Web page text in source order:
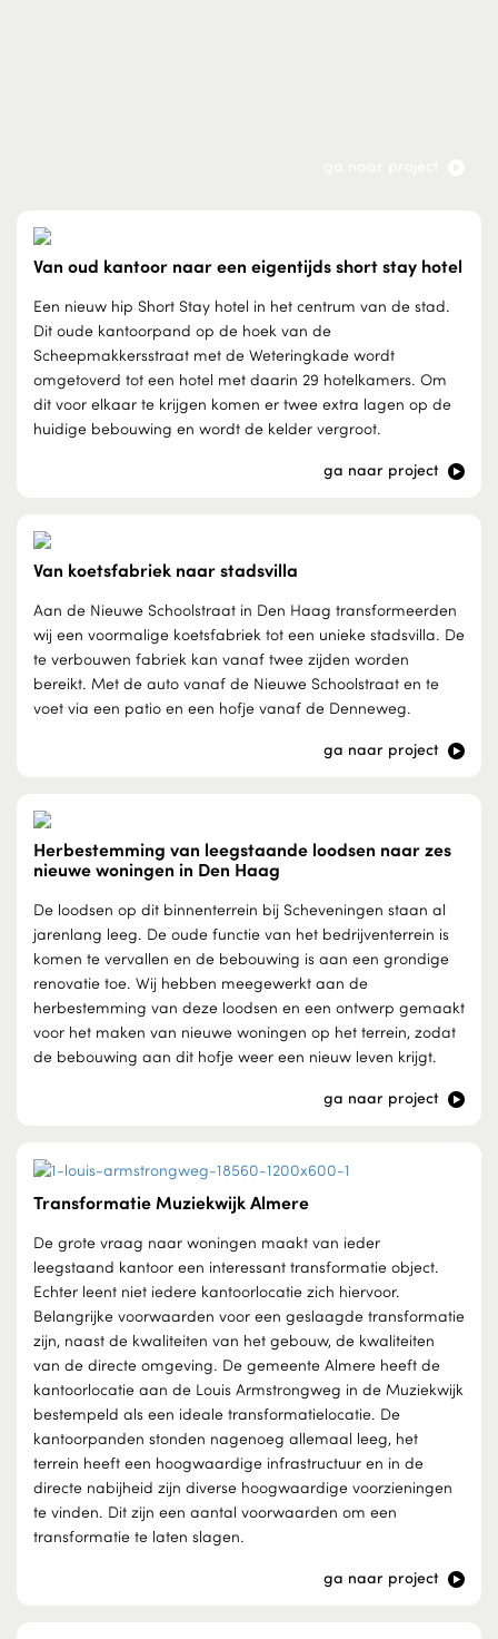
Van oud kantoor naar een eigentijds short stay hotel
Een nieuw hip Short Stay hotel in het centrum van de stad.
Dit oude kantoorpand op de hoek van de
Scheepmakkersstraat met de Weteringkade wordt
omgetoverd tot een hotel met daarin 29 hotelkamers. Om
dit voor elkaar te krijgen komen er twee extra lagen op de
huidige bebouwing en wordt de kelder vergroot.
ga naar project
Van koetsfabriek naar stadsvilla
Aan de Nieuwe Schoolstraat in Den Haag transformeerden
wij een voormalige koetsfabriek tot een unieke stadsvilla. De
te verbouwen fabriek kan vanaf twee zijden worden
bereikt. Met de auto vanaf de Nieuwe Schoolstraat en te
voet via een patio en een hofje vanaf de Denneweg.
ga naar project
Herbestemming van leegstaande loodsen naar zes
nieuwe woningen in Den Haag
De loodsen op dit binnenterrein bij Scheveningen staan al
jarenlang leeg. De oude functie van het bedrijventerrein is
komen te vervallen en de bebouwing is aan een grondige
renovatie toe. Wij hebben meegewerkt aan de
herbestemming van deze loodsen en een ontwerp gemaakt
voor het maken van nieuwe woningen op het terrein, zodat
de bebouwing aan dit hofje weer een nieuw leven krijgt.
ga naar project
Transformatie Muziekwijk Almere
De grote vraag naar woningen maakt van ieder
leegstaand kantoor een interessant transformatie object.
Echter leent niet iedere kantoorlocatie zich hiervoor.
Belangrijke voorwaarden voor een geslaagde transformatie
zijn, naast de kwaliteiten van het gebouw, de kwaliteiten
van de directe omgeving. De gemeente Almere heeft de
kantoorlocatie aan de Louis Armstrongweg in de Muziekwijk
bestempeld als een ideale transformatielocatie. De
kantoorpanden stonden nagenoeg allemaal leeg, het
terrein heeft een hoogwaardige infrastructuur en in de
directe nabijheid zijn diverse hoogwaardige voorzieningen
te vinden. Dit zijn een aantal voorwaarden om een
transformatie te laten slagen.
ga naar project